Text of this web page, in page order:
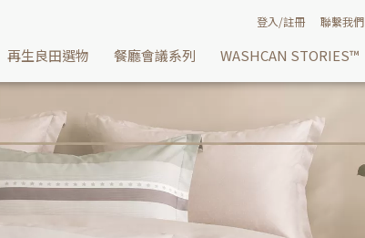
登入/註冊 聯繫我們
再生良田選物 餐廳會議系列 WASHCAN STORIES™